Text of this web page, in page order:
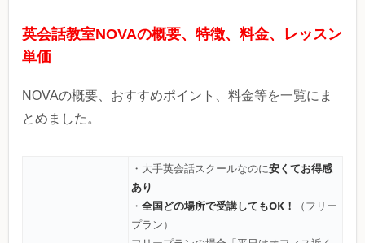
英会話教室NOVAの概要、特徴、料金、レッスン
単価
NOVAの概要、おすすめポイント、料金等を一覧にま
とめました。
・大手英会話スクールなのに安くてお得感
あり
・ 全国どの場所で受講してもOK！
（フリー
プラン）